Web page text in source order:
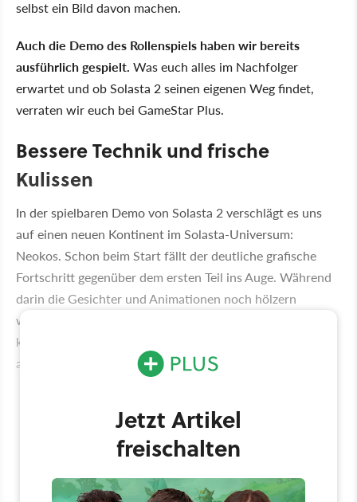
selbst ein Bild davon machen.
Auch die Demo des Rollenspiels haben wir bereits
ausführlich gespielt. Was euch alles im Nachfolger
erwartet und ob Solasta 2 seinen eigenen Weg findet,
verraten wir euch bei GameStar Plus.
Bessere Technik und frische
Kulissen
In der spielbaren Demo von Solasta 2 verschlägt es uns
auf einen neuen Kontinent im Solasta-Universum:
Neokos. Schon beim Start fällt der deutliche grafische
Fortschritt gegenüber dem ersten Teil ins Auge. Während
darin die Gesichter und Animationen noch hölzern
wirkten und von optischer Pracht kaum die Rede sein
konnte, präsentiert sich die Fortsetzung deutlich
aufpoliert.
Jetzt Artikel
freischalten